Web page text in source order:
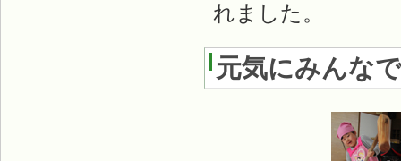
れました。
元気にみんな